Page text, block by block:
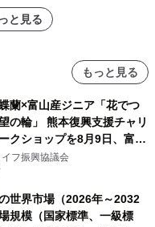
と見る
もっと見る
蘭×富山産ジニア「花でつ
の輪」 熊本復興支援チャリ
クショップを8月9日、富
開催
フ振興協議会
世界市場（2026年～2032
規模（国家標準、一級標